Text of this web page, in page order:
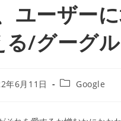
ユーザー
る/グーグル
年6月11日
投
テ
Google